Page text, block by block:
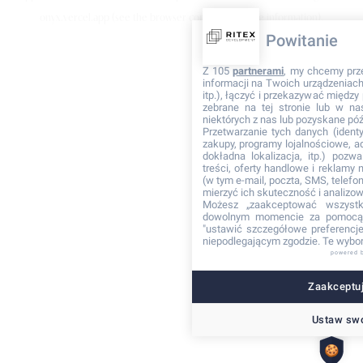
Powitanie
Z 105partnerami, my chcemy
informacji na Twoich
itp.), łączyć i przekazywać
zebrane na tej stronie lub w
niektórych z nas lub pozyskane
Przetwarzanie tych danych
zakupy, programy lojalnościowe,
dokładna lokalizacja, itp.)
treści, oferty handlowe i reklamy
(w tym e-mail, poczta, SMS,
mierzyć ich skuteczność i
Możesz „zaakceptować
dowolnym momencie za
"ustawić szczegółowe
niepodlegającym zgodzie. Te
powered
Ustaw